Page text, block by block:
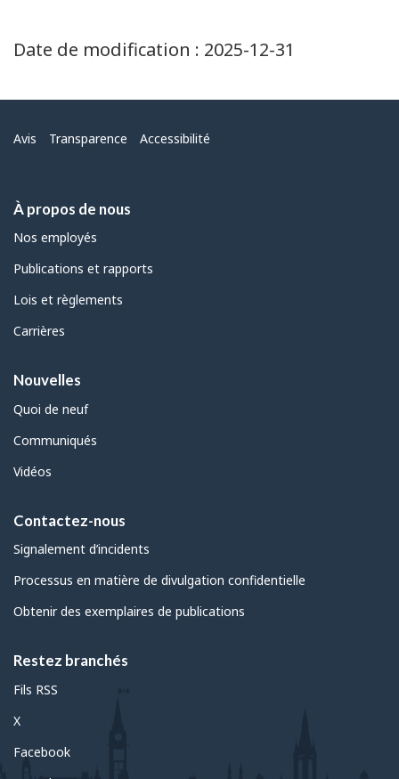
Date de modification : 2025-12-31
Menu
Avis Transparence Accessibilité
À propos de nous
Nos employés
Publications et rapports
Lois et règlements
Carrières
Nouvelles
Quoi de neuf
Communiqués
Vidéos
Contactez-nous
Signalement d’incidents
Processus en matière de divulgation confidentielle
Obtenir des exemplaires de publications
Restez branchés
Fils RSS
X
Facebook